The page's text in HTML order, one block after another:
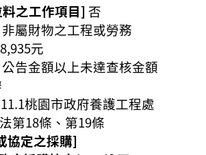
之工作項目] 否
非屬財物之工程或勞務
元
公告金額以上未達查核金額
桃園市政府養護工程處
第18條、第19條
協定之採購]